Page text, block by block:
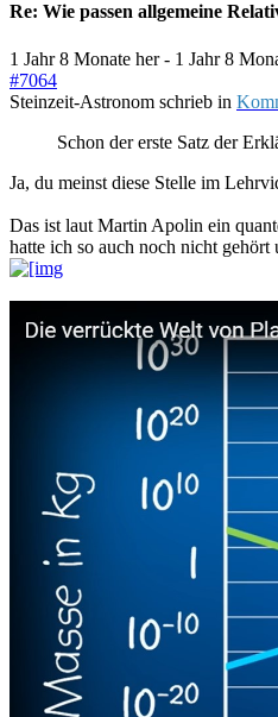
Re: Wie passen allgemeine
1 Jahr 8 Monate her- 1 Jahr 8
#7064
Steinzeit-Astronom schrieb in
Schon der erste Satz der
Ja, du meinst diese Stelle im
Das ist laut Martin Apolin ein
hatte ich so auch noch nicht gehört